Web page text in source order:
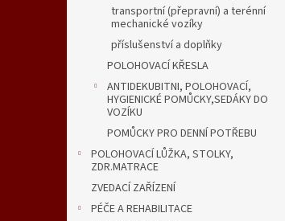
transportní (přepravní) a terénní
mechanické vozíky
příslušenství a doplňky
POLOHOVACÍ KŘESLA
ANTIDEKUBITNI, POLOHOVACÍ,
HYGIENICKÉ POMŮCKY,SEDÁKY DO
VOZÍKU
POMŮCKY PRO DENNÍ POTŘEBU
POLOHOVACÍ LŮŽKA, STOLKY,
ZDR.MATRACE
ZVEDACÍ ZAŘÍZENÍ
PÉČE A REHABILITACE